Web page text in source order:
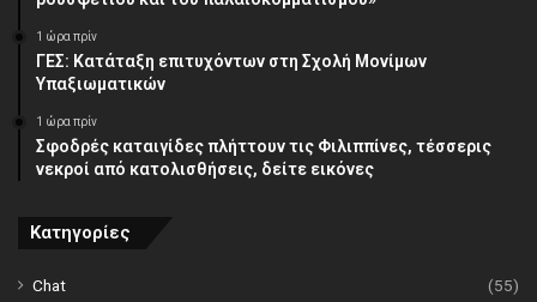
1 ώρα πρίν
ΓΕΣ: Κατάταξη επιτυχόντων στη Σχολή Μονίμων
Υπαξιωματικών
1 ώρα πρίν
Σφοδρές καταιγίδες πλήττουν τις Φιλιππίνες, τέσσερις
νεκροί από κατολισθήσεις, δείτε εικόνες
Κατηγορίες
Chat
(55)